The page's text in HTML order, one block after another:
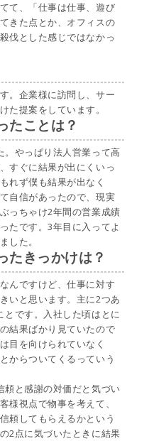
て、「仕事は仕事、遊び
きた点とか、オフィスの
伐とした感じではなかっ
。企業様に訪問し、サー
た提案をしています。
たことは？
。やっぱり法人営業って高
すぐに結果が出にくいっ
れず僕も結果が出なく
自信があったので、現実
っちゃけ2年間の営業成績
たです。3年目に入ってよ
した。
たきっかけは？
んですけど、仕事に対す
いと思います。主に2つあ
とです。入社した頃はとに
結果ばかり見ていたので
目を向けられていなく
からついてくるっていう
頼と感謝の対価だと気づい
様視点で物事を考えて、
頼してもらえるかという
2点に気づいたときに結果